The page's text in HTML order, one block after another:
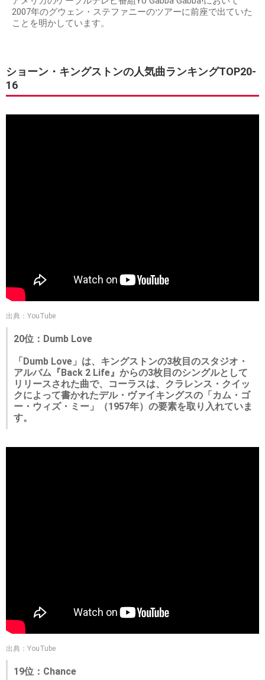
2007年のグウェン・ステファニーのツアーに前座で出ていた
ことを明かしています。
ショーン・キングストンの人気曲ランキングTOP20-
16
出典：YouTube
20位：Dumb Love
「Dumb Love」は、キングストンの3枚目のスタジオ・
アルバム『Back 2 Life』からの3枚目のシングルとして
リリースされた曲で、コーラスは、クラレンス・クイッ
クによって書かれたデル・ヴァイキングスの「カム・ゴ
ー・ウィズ・ミー」（1957年）の要素を取り入れていま
す。
出典：YouTube
19位：Chance